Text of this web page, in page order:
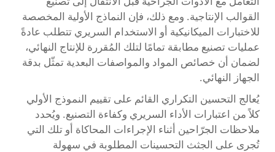
القوالب الإنتاجية. ومع ذلك، فإن النماذج الأولية المخصصة
للاختبارات الميكانيكية أو الاستخدام السريري تتطلب عادةً
عمليات تصنيع مطابقة تمامًا لتلك المُقررة للإنتاج النهائي،
لضمان أن خصائص المواد والمواصفات البعدية تمثّل بدقة
الجهاز النهائي.
يُعالج التحسين التكراري القائم على تقييم النموذج الأولي
كلاً من اعتبارات الأداء السريري وكفاءة التصنيع. ويُحدد
ملاحظات الجرّاحين أثناء الإجراءات المحاكاة أو تلك التي
تُجرى على الجثث التحسينات المطلوبة في سهولة